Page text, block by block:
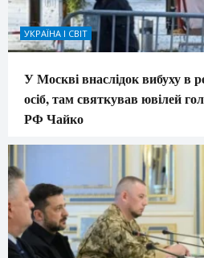
УКРАЇНА І СВІТ
У Москві внаслідок вибуху в
осіб, там святкував ювілей
РФ Чайко